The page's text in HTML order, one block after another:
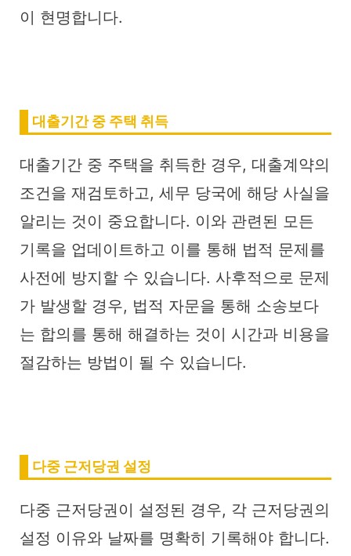
이 현명합니다.
대출기간 중 주택 취득
대출기간 중 주택을 취득한 경우, 대출계약의
조건을 재검토하고, 세무 당국에 해당 사실을
알리는 것이 중요합니다. 이와 관련된 모든
기록을 업데이트하고 이를 통해 법적 문제를
사전에 방지할 수 있습니다. 사후적으로 문제
가 발생할 경우, 법적 자문을 통해 소송보다
는 합의를 통해 해결하는 것이 시간과 비용을
절감하는 방법이 될 수 있습니다.
다중 근저당권 설정
다중 근저당권이 설정된 경우, 각 근저당권의
설정 이유와 날짜를 명확히 기록해야 합니다.